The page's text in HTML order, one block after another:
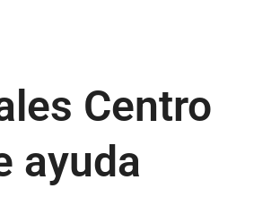
Centro
ayuda